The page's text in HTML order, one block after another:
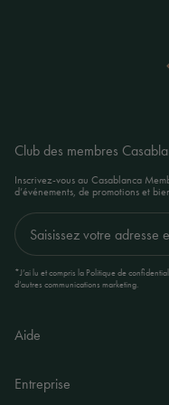
Aide
Entreprise
Club des membres
Inscrivez-vous au Casablanca
d’événements, de promotions et
*J’ai lu et compris la Politique de
d’autres communications marketing.